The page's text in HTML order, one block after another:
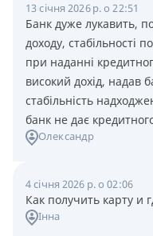
13 січня 2026 р. о 22:51
Банк дуже лукавить,
доходу, стабільності
при наданні
високий дохід, надав
стабільність
банк не дає
Олександр
4 січня 2026 р. о 02:06
Как получить карту и
Інна